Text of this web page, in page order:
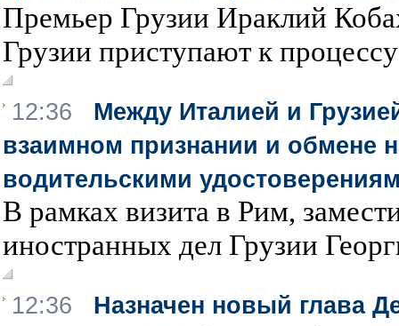
Премьер Грузии Ираклий
Грузии приступают к
12:36 Между Италией и
взаимном признании и обмене
водительскими
В рамках визита в Рим,
иностранных дел Грузии
12:36 Назначен новый глава